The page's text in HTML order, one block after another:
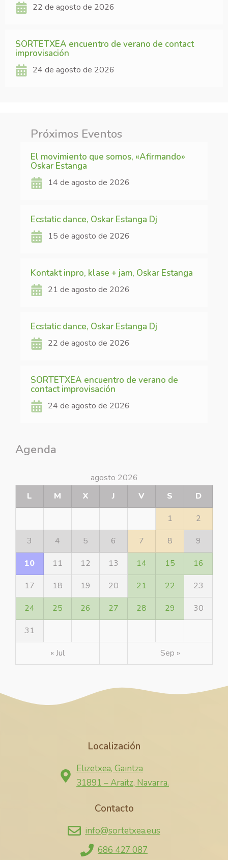
22 de agosto de 2026
SORTETXEA encuentro de verano de contact
improvisación
24 de agosto de 2026
Próximos Eventos
El movimiento que somos, «Afirmando»
Oskar Estanga
14 de agosto de 2026
Ecstatic dance, Oskar Estanga Dj
15 de agosto de 2026
Kontakt inpro, klase + jam, Oskar Estanga
21 de agosto de 2026
Ecstatic dance, Oskar Estanga Dj
22 de agosto de 2026
SORTETXEA encuentro de verano de
contact improvisación
24 de agosto de 2026
Agenda
agosto 2026
L
M X J V S
D
1
2
3
4 5 6 7 8
9
10
11 12 13 14 15
16
17
18 19 20 21 22
23
24
25 26 27 28 29
30
31
« Jul
Sep »
Localización
Elizetxea, Gaintza
31891 – Araitz, Navarra.
Contacto
info@sortetxea.eus
686 427 087